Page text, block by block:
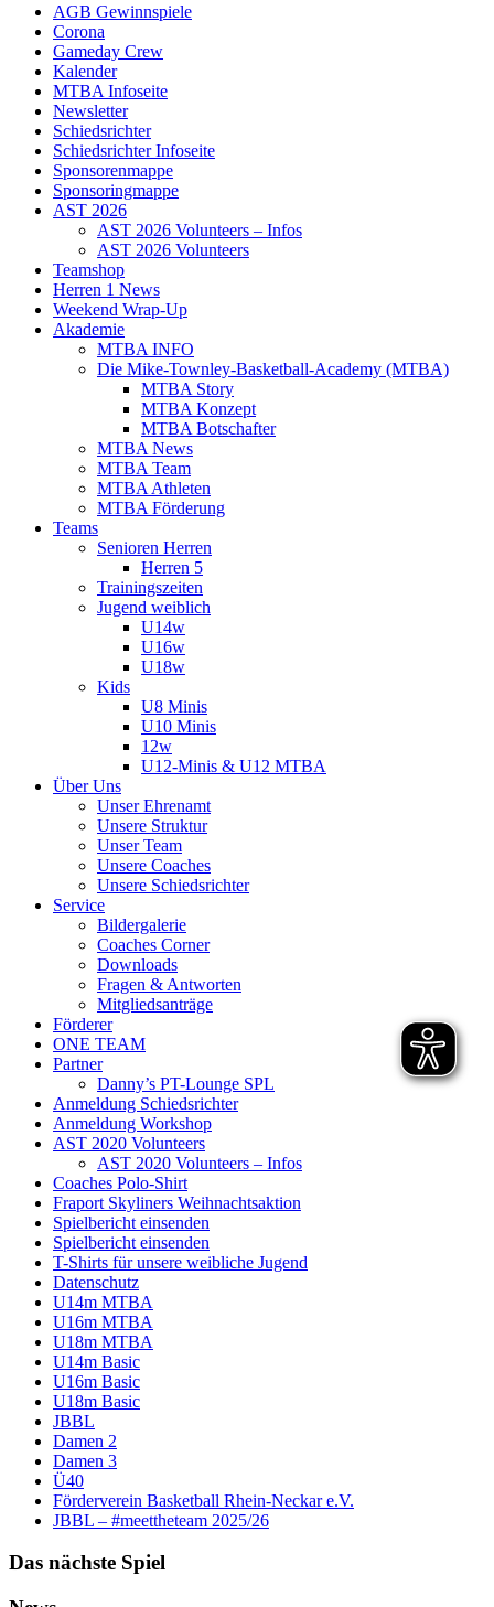
AGB Gewinnspiele
Corona
Gameday Crew
Kalender
MTBA Infoseite
Newsletter
Schiedsrichter
Schiedsrichter Infoseite
Sponsorenmappe
Sponsoringmappe
AST 2026
AST 2026 Volunteers – Infos
AST 2026 Volunteers
Teamshop
Herren 1 News
Weekend Wrap-Up
Akademie
MTBA INFO
Die Mike-Townley-Basketball-Academy (MTBA)
MTBA Story
MTBA Konzept
MTBA Botschafter
MTBA News
MTBA Team
MTBA Athleten
MTBA Förderung
Teams
Senioren Herren
Herren 5
Trainingszeiten
Jugend weiblich
U14w
U16w
U18w
Kids
U8 Minis
U10 Minis
12w
U12-Minis & U12 MTBA
Über Uns
Unser Ehrenamt
Unsere Struktur
Unser Team
Unsere Coaches
Unsere Schiedsrichter
Service
Bildergalerie
Coaches Corner
Downloads
Fragen & Antworten
Mitgliedsanträge
Förderer
ONE TEAM
Partner
Danny’s PT-Lounge SPL
Anmeldung Schiedsrichter
Anmeldung Workshop
AST 2020 Volunteers
AST 2020 Volunteers – Infos
Coaches Polo-Shirt
Fraport Skyliners Weihnachtsaktion
Spielbericht einsenden
Spielbericht einsenden
T-Shirts für unsere weibliche Jugend
Datenschutz
U14m MTBA
U16m MTBA
U18m MTBA
U14m Basic
U16m Basic
U18m Basic
JBBL
Damen 2
Damen 3
Ü40
Förderverein Basketball Rhein-Neckar e.V.
JBBL – #meettheteam 2025/26
Das nächste Spiel